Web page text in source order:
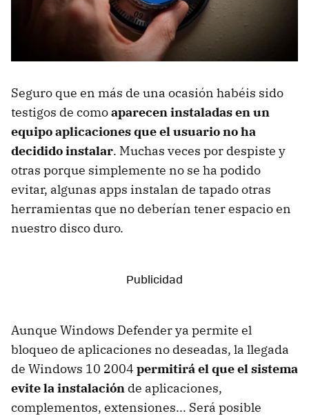
Seguro que en más de una ocasión habéis sido
testigos de comoaparecen instaladas en un
equipo aplicaciones que el usuario no ha
decidido instalar. Muchas veces por despiste y
otras porque simplemente no se ha podido
evitar, algunas apps instalan de tapado otras
herramientas que no deberían tener espacio en
nuestro disco duro.
Aunque Windows Defender ya permite el
bloqueo de aplicaciones no deseadas, la llegada
de Windows 10 2004 permitirá el que el sistema
evite la instalación de aplicaciones,
complementos, extensiones... Será posible